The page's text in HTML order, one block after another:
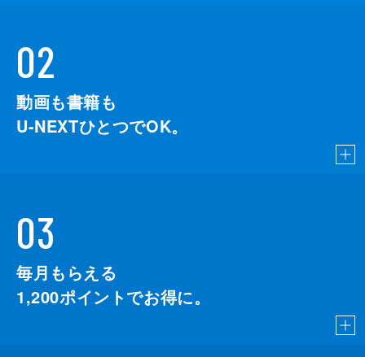
02
動画も書籍も
U-NEXTひとつでOK。
03
毎月もらえる
1,200ポイントでお得に。